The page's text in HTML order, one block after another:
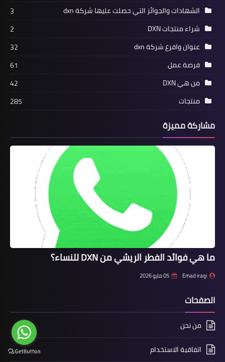
الشهادات والجوائز التي حصلت عليها شركة dxn
3
شراء منتجات DXN
2
عنوان وافرع شركة dxn
32
فرصة عمل
61
من هي DXN
42
منتجات
285
مشاركة مميزة
ما هي فوائد الفطر الريشي من DXN للنساء؟
Emad iraqi 05 مايو 2026
الصفحات
من نحن
اتفاقية الاستخدام